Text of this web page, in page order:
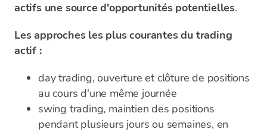
actifs une source d'opportunités potentielles.
Les approches les plus courantes du trading
actif :
day trading, ouverture et clôture de positions
au cours d'une même journée
swing trading, maintien des positions
pendant plusieurs jours ou semaines, en